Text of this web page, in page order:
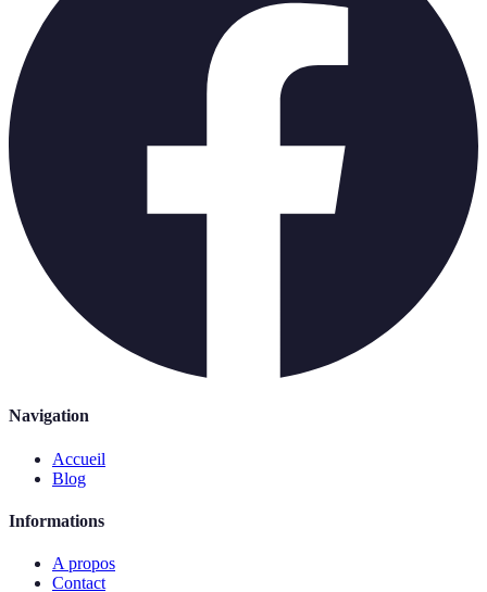
Navigation
Accueil
Blog
Informations
A propos
Contact